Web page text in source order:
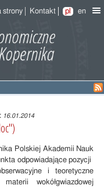
strony Kontakt pl en
16.01.2014
Polskiej Akademii Nauk
odpowiadające pozycji
i teoretyczne
wokółgwiazdowej